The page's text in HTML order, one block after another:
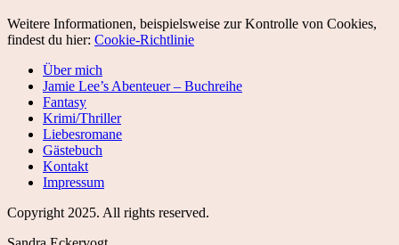
Weitere Informationen, beispielsweise zur Kontrolle von Cookies,
findest du hier: Cookie-Richtlinie
Über mich
Jamie Lee’s Abenteuer – Buchreihe
Fantasy
Krimi/Thriller
Liebesromane
Gästebuch
Kontakt
Impressum
Copyright 2025. All rights reserved.